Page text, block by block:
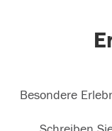
Besondere